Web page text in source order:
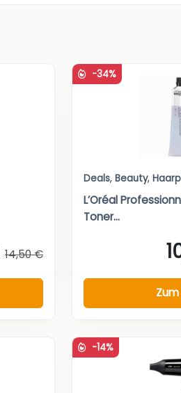
14,50 €
-34%
Deals, Beauty,
L’Oréal
Toner...
-14%